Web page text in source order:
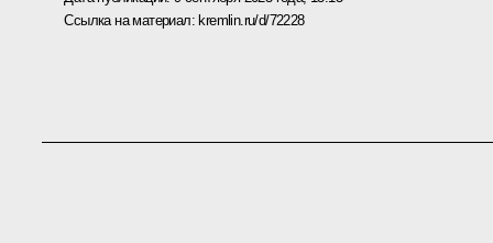
Ссылка на материал: kremlin.ru/d/72228